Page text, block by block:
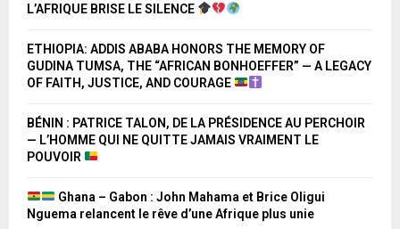
L’AFRIQUE BRISE LE SILENCE
ETHIOPIA: ADDIS ABABA HONORS THE MEMORY OF
GUDINA TUMSA, THE “AFRICAN BONHOEFFER” — A LEGACY
OF FAITH, JUSTICE, AND COURAGE
BÉNIN : PATRICE TALON, DE LA PRÉSIDENCE AU PERCHOIR
— L’HOMME QUI NE QUITTE JAMAIS VRAIMENT LE
POUVOIR
Ghana – Gabon : John Mahama et Brice Oligui
Nguema relancent le rêve d’une Afrique plus unie